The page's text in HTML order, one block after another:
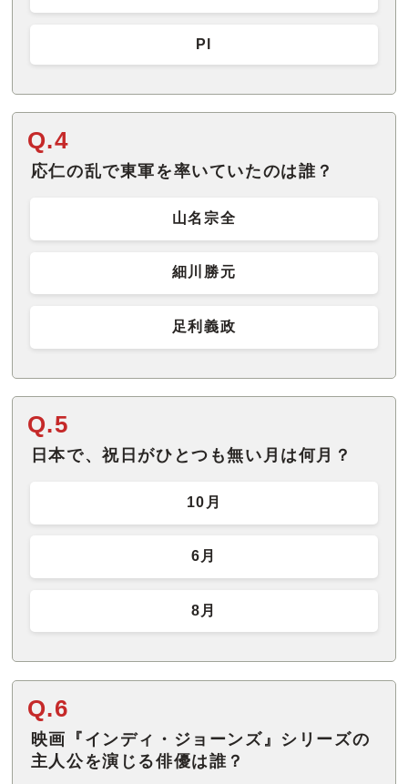
Pl
Q.4
応仁の乱で東軍を率いていたのは誰？
山名宗全
細川勝元
足利義政
Q.5
日本で、祝日がひとつも無い月は何月？
10月
6月
8月
Q.6
映画『インディ・ジョーンズ』シリーズの
主人公を演じる俳優は誰？